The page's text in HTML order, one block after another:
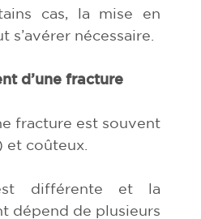
cas, la mise en
s’avérer nécessaire.
d’une fracture
fracture est souvent
et coûteux.
différente et la
dépend de plusieurs